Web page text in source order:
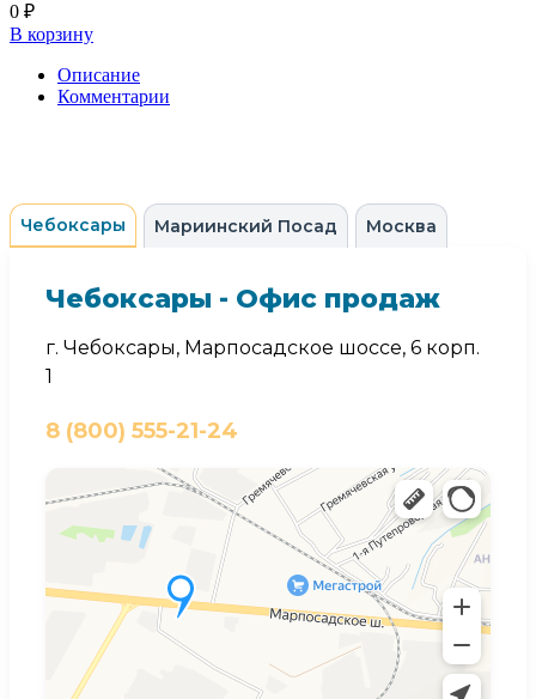
0 ₽
В корзину
Описание
Комментарии
Чебоксары Мариинский Посад Москва
Чебоксары - Офис продаж
г. Чебоксары, Марпосадское шоссе, 6 корп.
1
8 (800) 555-21-24